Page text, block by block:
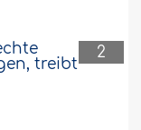
12-2-2017
2
treibt